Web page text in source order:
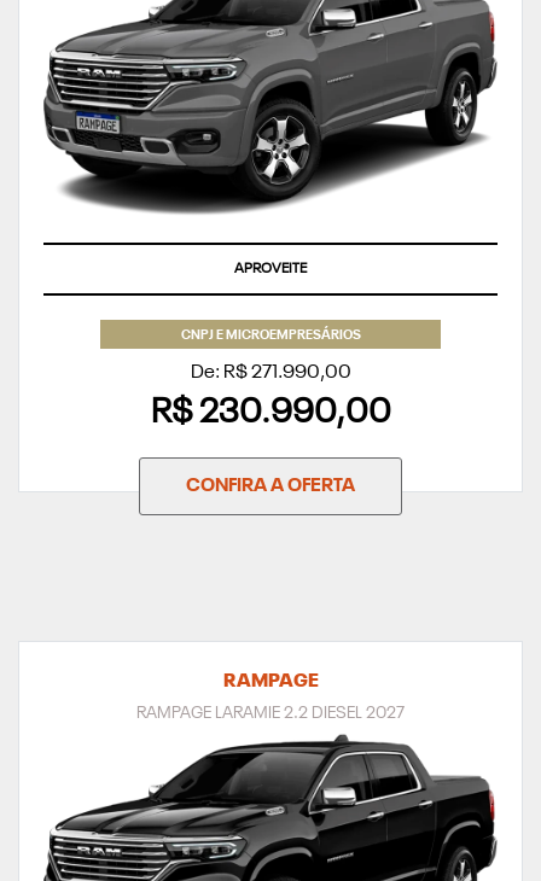
APROVEITE
CNPJ E MICROEMPRESÁRIOS
De: R$ 271.990,00
R$ 230.990,00
CONFIRA A OFERTA
RAMPAGE
RAMPAGE LARAMIE 2.2 DIESEL 2027